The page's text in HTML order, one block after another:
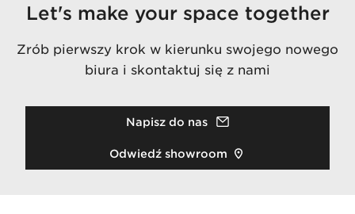
Let's make your space together
Zrób pierwszy krok w kierunku swojego nowego
biura i skontaktuj się z nami
Napisz do nas
Odwiedź showroom